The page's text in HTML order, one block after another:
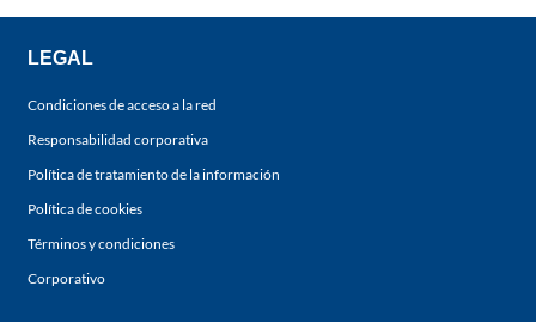
LEGAL
Condiciones de acceso a la red
Responsabilidad corporativa
Política de tratamiento de la información
Política de cookies
Términos y condiciones
Corporativo